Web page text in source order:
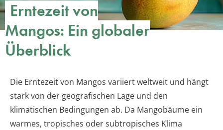
Erntezeit von
Mangos: Ein globaler
Überblick
Die Erntezeit von Mangos variiert weltweit und hängt
stark von der geografischen Lage und den
klimatischen Bedingungen ab. Da Mangobäume ein
warmes, tropisches oder subtropisches Klima